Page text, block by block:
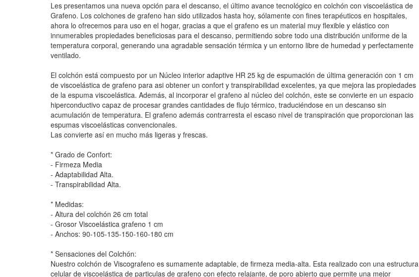
Les presentamos una nueva opción para el descanso, el último avance tecnológico en colchón con viscoelástica de
Grafeno. Los colchones de grafeno han sido utilizados hasta hoy, sólamente con fines terapéuticos en hospitales,
ahora lo ofrecemos para uso en el hogar, gracias a que el grafeno es un material muy flexible y elástico con
innumerables propiedades beneficiosas para el descanso, permitiendo sobre todo una distribución uniforme de la
temperatura corporal, generando una agradable sensación térmica y un entorno libre de humedad y perfectamente
ventilado.
El colchón está compuesto por un Núcleo interior adaptive HR 25 kg de espumación de última generación con 1 cm
de viscoelástica de grafeno para asi obtener un confort y transpirabilidad excelentes, ya que mejora las propiedades
de la espuma viscoelástica. Además, al incorporar el grafeno al núcleo del colchón, este se convierte en un espacio
hiperconductivo capaz de procesar grandes cantidades de flujo térmico, traduciéndose en un descanso sin
acumulación de temperatura. El grafeno además contrarresta el escaso nivel de transpiración que proporcionan las
espumas viscoelásticas convencionales.
Las convierte así en mucho más ligeras y frescas.
* Grado de Confort:
- Firmeza Media
- Adaptabilidad Alta.
- Transpirabilidad Alta.
* Medidas:
- Altura del colchón 26 cm total
- Grosor Viscoelástica grafeno 1 cm
- Anchos: 90-105-135-150-160-180 cm
* Sensaciones del Colchón:
Nuestro colchón de Viscografeno es sumamente adaptable, de firmeza media-alta. Esta realizado con una estructura
celular de viscoelástica de particulas de grafeno con efecto relajante, de poro abierto que permite una mejor